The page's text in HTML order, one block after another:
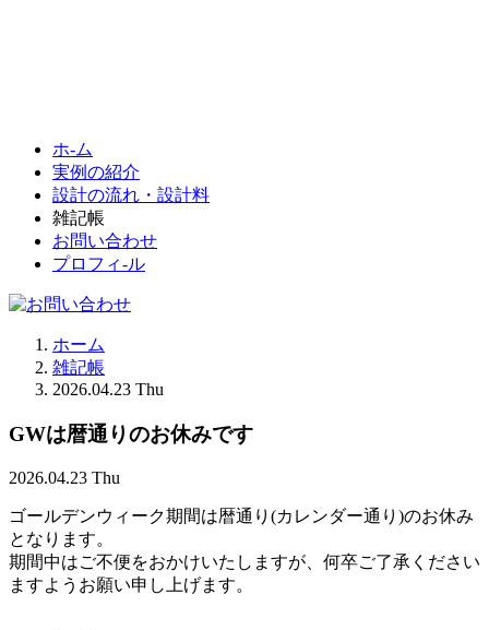
ホ-ム
実例の紹介
設計の流れ・設計料
雑記帳
お問い合わせ
プロフィ-ル
ホーム
雑記帳
2026.04.23 Thu
GWは暦通りのお休みです
2026.04.23 Thu
ゴールデンウィーク期間は暦通り(カレンダー通り)のお休み
となります。
期間中はご不便をおかけいたしますが、何卒ご了承ください
ますようお願い申し上げます。